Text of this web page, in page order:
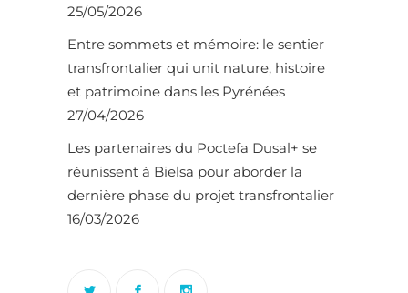
25/05/2026
Entre sommets et mémoire: le sentier
transfrontalier qui unit nature, histoire
et patrimoine dans les Pyrénées
27/04/2026
Les partenaires du Poctefa Dusal+ se
réunissent à Bielsa pour aborder la
dernière phase du projet transfrontalier
16/03/2026